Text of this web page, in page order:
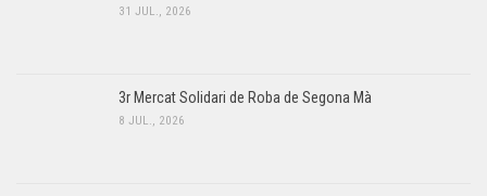
31 JUL., 2026
3r Mercat Solidari de Roba de Segona Mà
8 JUL., 2026